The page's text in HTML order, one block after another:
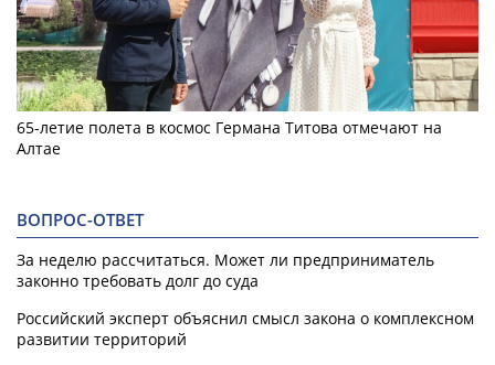
65-летие полета в космос Германа Титова отмечают на
Алтае
ВОПРОС-ОТВЕТ
За неделю рассчитаться. Может ли предприниматель
законно требовать долг до суда
Российский эксперт объяснил смысл закона о комплексном
развитии территорий